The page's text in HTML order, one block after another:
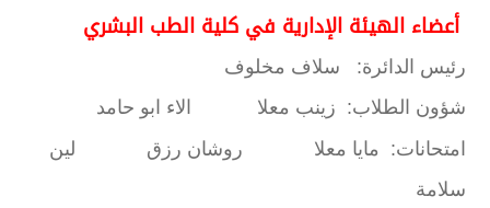
أعضاء الهيئة الإدارية في كلية الطب البشري
رئيس الدائرة:
سلاف مخلوف
شؤون الطلاب: زينب معلا الاء ابو حامد
امتحانات: مايا معلا روشان رزق
لين
سلامة